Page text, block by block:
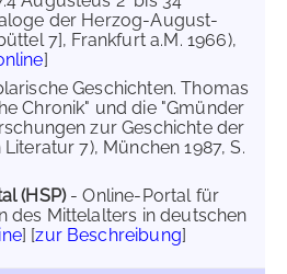
der Herzog-August-
7], Frankfurt a.M. 1966),
]
Geschichten. Thomas
Chronik" und die "Gmünder
zur Geschichte der
7), München 1987, S.
(HSP)- Online-Portal für
des Mittelalters in deutschen
] [zur Beschreibung]